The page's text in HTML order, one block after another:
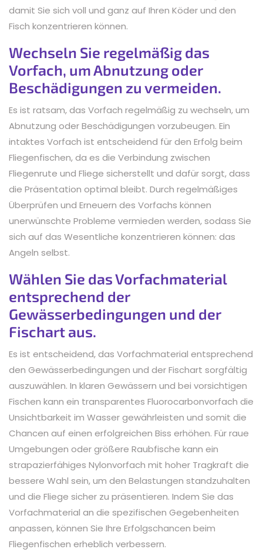
damit Sie sich voll und ganz auf Ihren Köder und den
Fisch konzentrieren können.
Wechseln Sie regelmäßig das
Vorfach, um Abnutzung oder
Beschädigungen zu vermeiden.
Es ist ratsam, das Vorfach regelmäßig zu wechseln, um
Abnutzung oder Beschädigungen vorzubeugen. Ein
intaktes Vorfach ist entscheidend für den Erfolg beim
Fliegenfischen, da es die Verbindung zwischen
Fliegenrute und Fliege sicherstellt und dafür sorgt, dass
die Präsentation optimal bleibt. Durch regelmäßiges
Überprüfen und Erneuern des Vorfachs können
unerwünschte Probleme vermieden werden, sodass Sie
sich auf das Wesentliche konzentrieren können: das
Angeln selbst.
Wählen Sie das Vorfachmaterial
entsprechend der
Gewässerbedingungen und der
Fischart aus.
Es ist entscheidend, das Vorfachmaterial entsprechend
den Gewässerbedingungen und der Fischart sorgfältig
auszuwählen. In klaren Gewässern und bei vorsichtigen
Fischen kann ein transparentes Fluorocarbonvorfach die
Unsichtbarkeit im Wasser gewährleisten und somit die
Chancen auf einen erfolgreichen Biss erhöhen. Für raue
Umgebungen oder größere Raubfische kann ein
strapazierfähiges Nylonvorfach mit hoher Tragkraft die
bessere Wahl sein, um den Belastungen standzuhalten
und die Fliege sicher zu präsentieren. Indem Sie das
Vorfachmaterial an die spezifischen Gegebenheiten
anpassen, können Sie Ihre Erfolgschancen beim
Fliegenfischen erheblich verbessern.